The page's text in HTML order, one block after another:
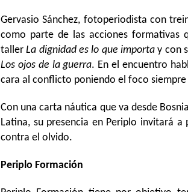
Gervasio Sánchez, fotoperiodista con
como parte de las acciones formativas
tallerLa dignidad es lo que importay con
Los ojos de la guerra. En el encuentro
cara al conflicto poniendo el foco siempre
Con una carta náutica que va desde
Latina, su presencia en Periplo invitará
contra el olvido.
Periplo Formación